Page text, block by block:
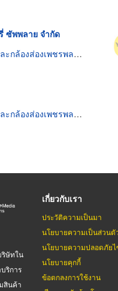
ซัพพลาย จำกัด
ส่องเพชรพลอยและทองรูปพรรณ
ส่องเพชรพลอยและทองรูปพรรณ
ริษัทใน
ริการ
สินค้า
เกี่ยวกับเรา
ประวัติความเป็นมา
นโยบายความเป็นส่วนตั
นโยบายความปลอดภัยไ
นโยบายคุกกี้
ข้อตกลงการใช้งาน